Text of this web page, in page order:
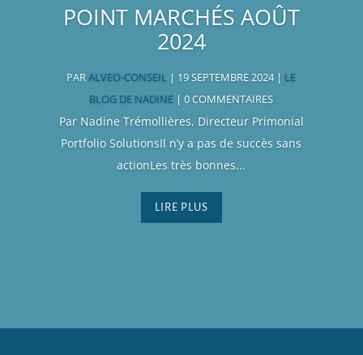
POINT MARCHÉS AOÛT
2024
PARALVEO-CONSEIL | 19 SEPTEMBRE 2024| LE
BLOG DE NADINE | 0 COMMENTAIRES
Par Nadine Trémollières, Directeur Primonial
Portfolio SolutionsIl n’y a pas de succès sans
actionLes très bonnes...
LIRE PLUS